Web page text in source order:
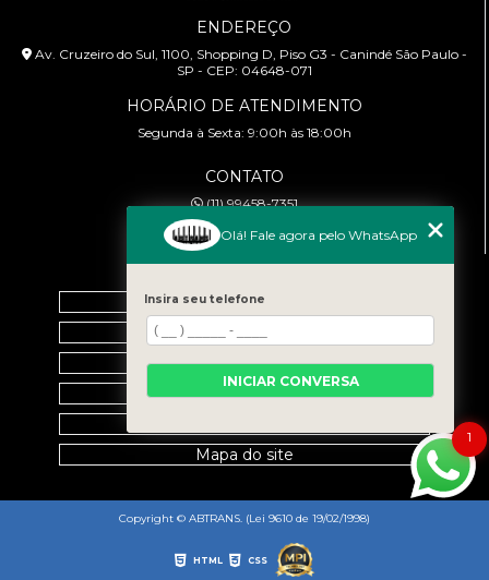
ENDEREÇO
Av. Cruzeiro do Sul, 1100, Shopping D, Piso G3 - Canindé São Paulo -
SP - CEP: 04648-071
HORÁRIO DE ATENDIMENTO
Segunda à Sexta: 9:00h às 18:00h
CONTATO
(11) 99458-7351
cursoabtrans@gmail.com
Home
Empresa
Galeria
Contato
Mapa do site
Copyright © ABTRANS. (Lei 9610 de 19/02/1998)
HTML CSS
1
Olá! Fale agora pelo WhatsApp
Insira seu telefone
INICIAR CONVERSA